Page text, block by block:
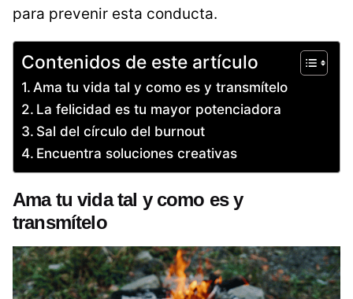
para prevenir esta conducta.
Contenidos de este artículo
Ama tu vida tal y como es y transmítelo
La felicidad es tu mayor potenciadora
Sal del círculo del burnout
Encuentra soluciones creativas
Ama tu vida tal y como es y
transmítelo